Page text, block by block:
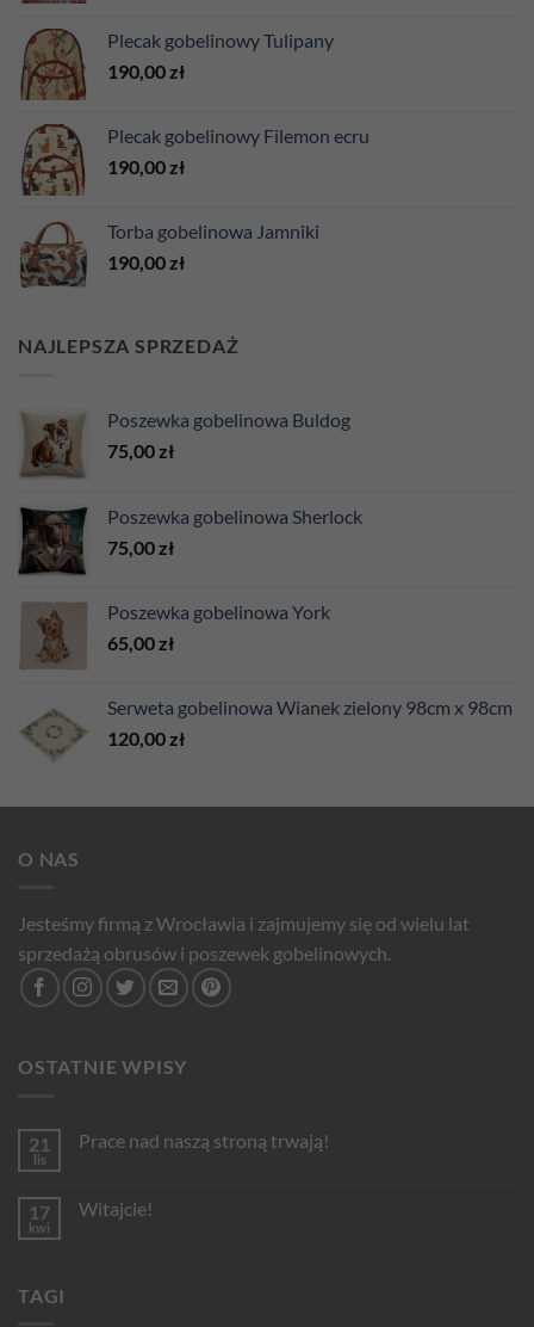
Plecak gobelinowy Tulipany
190,00 zł
Plecak gobelinowy Filemon ecru
190,00 zł
Torba gobelinowa Jamniki
190,00 zł
NAJLEPSZA SPRZEDAŻ
Poszewka gobelinowa Buldog
75,00 zł
Poszewka gobelinowa Sherlock
75,00 zł
Poszewka gobelinowa York
65,00 zł
Serweta gobelinowa Wianek zielony 98cm x 98cm
120,00 zł
O NAS
Jesteśmy firmą z Wrocławia i zajmujemy się od wielu lat
sprzedażą obrusów i poszewek gobelinowych.
OSTATNIE WPISY
21
lis
Prace nad naszą stroną trwają!
Prace
17
kwi
Witajcie!
TAGI